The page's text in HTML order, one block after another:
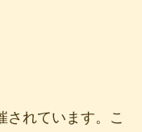
されています。こ